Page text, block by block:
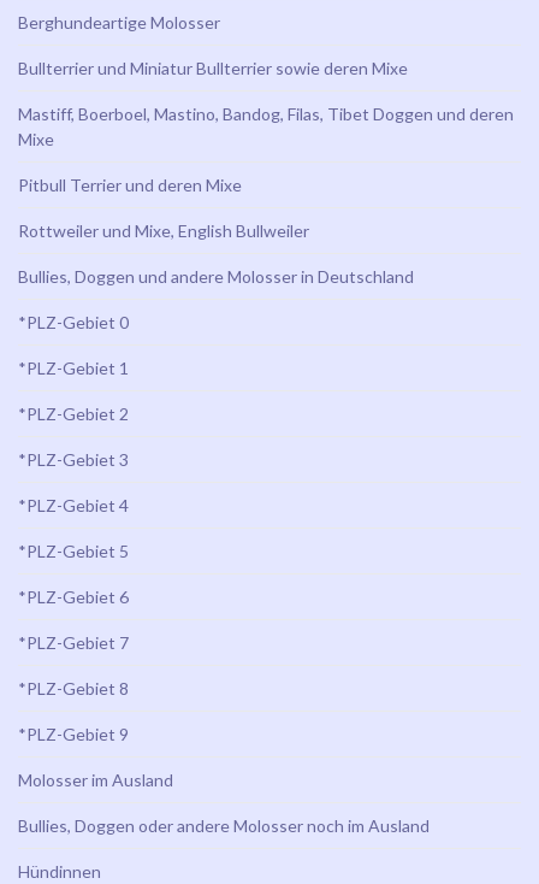
Berghundeartige Molosser
Bullterrier und Miniatur Bullterrier sowie deren Mixe
Mastiff, Boerboel, Mastino, Bandog, Filas, Tibet Doggen und deren
Mixe
Pitbull Terrier und deren Mixe
Rottweiler und Mixe, English Bullweiler
Bullies, Doggen und andere Molosser in Deutschland
*PLZ-Gebiet 0
*PLZ-Gebiet 1
*PLZ-Gebiet 2
*PLZ-Gebiet 3
*PLZ-Gebiet 4
*PLZ-Gebiet 5
*PLZ-Gebiet 6
*PLZ-Gebiet 7
*PLZ-Gebiet 8
*PLZ-Gebiet 9
Molosser im Ausland
Bullies, Doggen oder andere Molosser noch im Ausland
Hündinnen